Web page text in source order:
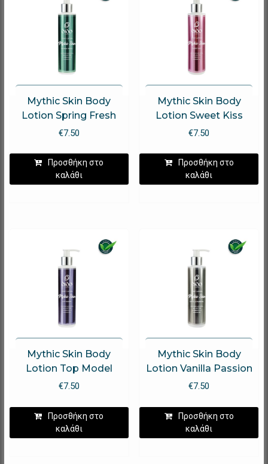
Mythic Skin Body
Lotion Spring Fresh
€7.50
Προσθήκη στο
καλάθι
Mythic Skin Body
Lotion Sweet Kiss
€7.50
Προσθήκη στο
καλάθι
Mythic Skin Body
Lotion Top Model
€7.50
Προσθήκη στο
καλάθι
Mythic Skin Body
Lotion Vanilla Passion
€7.50
Προσθήκη στο
καλάθι